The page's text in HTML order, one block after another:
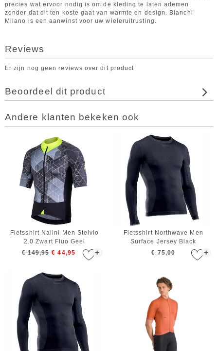
precies wat ervoor nodig is om de kleding te laten ademen,
zonder dat dit ten koste gaat van warmte en design. Bianchi
Milano is een aanwinst voor uw wieleruitrusting.
Reviews
Er zijn nog geen reviews over dit product
Beoordeel dit product
Andere klanten bekeken ook
+
Fietsshirt Nalini Men Stelvio
2.0 Zwart Fluo Geel
€ 149,95 € 44,95 +
Fietsshirt Northwave Men
Surface Jersey Black
€ 75,00